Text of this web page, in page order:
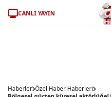
CANLI YAYIN
Haberler Özel Haber Haberleri